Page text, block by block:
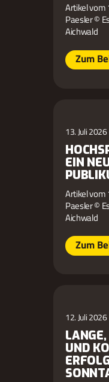
Artikel vom
Paesler ©
Aichwald
Zum
13. Juli 2026
EIN
Artikel vom
Paesler ©
Aichwald
Zum
12. Juli 2026
UND